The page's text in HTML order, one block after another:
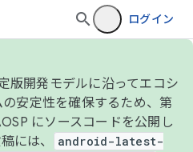
ログイン
版開発モデルに沿ってエコシ
安定性を確保するため、第
にソースコードを公開し
には、
android-latest-